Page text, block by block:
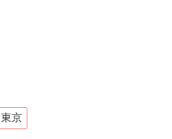
東京